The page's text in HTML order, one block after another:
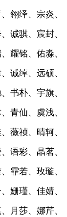
翎绎、宗炎、
诚骐、宸封、
耀铭、佑淼、
诚绰、远硕、
书朴、宇旗、
青仙、虞浅、
薇祯、晴轲、
语彩、晶茗、
霏若、玫璇、
姗瑾、佳婧、
月莎、娜芹、